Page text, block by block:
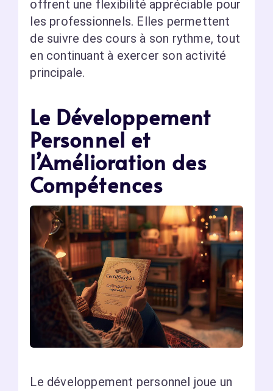
offrent une flexibilité appréciable pour
les professionnels. Elles permettent
de suivre des cours à son rythme, tout
en continuant à exercer son activité
principale.
Le Développement
Personnel et
l’Amélioration des
Compétences
Le développement personnel joue un